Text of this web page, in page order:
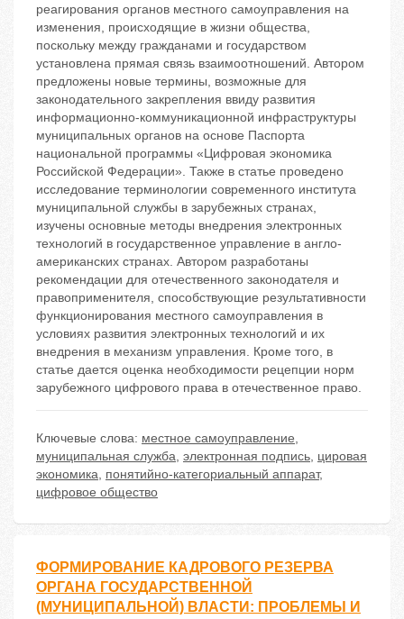
реагирования органов местного самоуправления на
изменения, происходящие в жизни общества,
поскольку между гражданами и государством
установлена прямая связь взаимоотношений. Автором
предложены новые термины, возможные для
законодательного закрепления ввиду развития
информационно-коммуникационной инфраструктуры
муниципальных органов на основе Паспорта
национальной программы «Цифровая экономика
Российской Федерации». Также в статье проведено
исследование терминологии современного института
муниципальной службы в зарубежных странах,
изучены основные методы внедрения электронных
технологий в государственное управление в англо-
американских странах. Автором разработаны
рекомендации для отечественного законодателя и
правоприменителя, способствующие результативности
функционирования местного самоуправления в
условиях развития электронных технологий и их
внедрения в механизм управления. Кроме того, в
статье дается оценка необходимости рецепции норм
зарубежного цифрового права в отечественное право.
Ключевые слова: местное самоуправление,
муниципальная служба, электронная подпись, цировая
экономика, понятийно-категориальный аппарат,
цифровое общество
ФОРМИРОВАНИЕ КАДРОВОГО РЕЗЕРВА
ОРГАНА ГОСУДАРСТВЕННОЙ
(МУНИЦИПАЛЬНОЙ) ВЛАСТИ: ПРОБЛЕМЫ И